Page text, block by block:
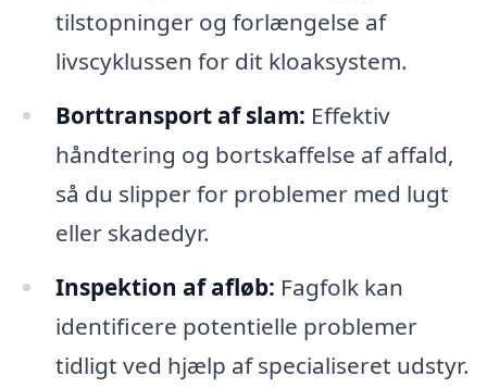
tilstopninger og forlængelse af
livscyklussen for dit kloaksystem.
Borttransport af slam: Effektiv
håndtering og bortskaffelse af affald,
så du slipper for problemer med lugt
eller skadedyr.
Inspektion af afløb: Fagfolk kan
identificere potentielle problemer
tidligt ved hjælp af specialiseret udstyr.